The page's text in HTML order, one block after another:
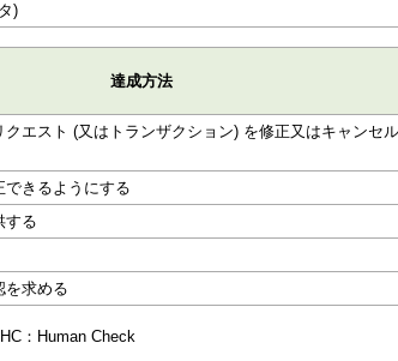
)
達成方法
エスト (又はトランザクション) を修正又はキャンセ
きるようにする
する
を求める
： Human Check